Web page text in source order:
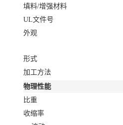
填料/增强材料
UL文件号
外观
形式
加工方法
物理性能
比重
收缩率